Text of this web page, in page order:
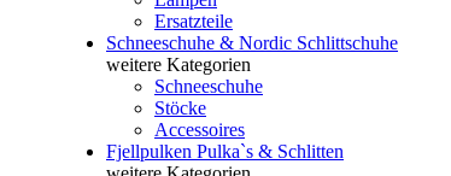
Ersatzteile
Schneeschuhe & Nordic Schlittschuhe
weitere Kategorien
Schneeschuhe
Stöcke
Accessoires
Fjellpulken Pulka`s & Schlitten